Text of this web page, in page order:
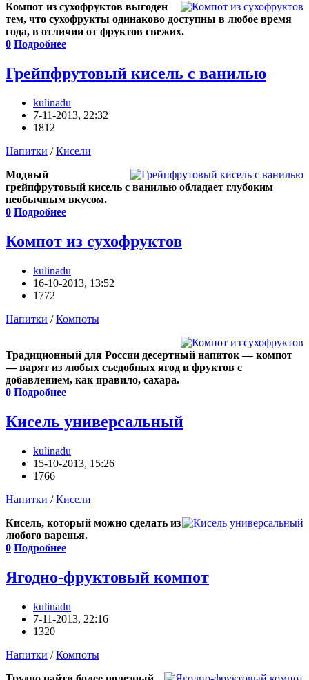
Компот из сухофруктов выгоден
тем, что сухофрукты одинаково доступны в любое время
года, в отличии от фруктов свежих.
0 Подробнее
Грейпфрутовый кисель с ванилью
kulinadu
7-11-2013, 22:32
1812
Напитки /Кисели
Модный
грейпфрутовый кисель с ванилью обладает глубоким
необычным вкусом.
0 Подробнее
Компот из сухофруктов
kulinadu
16-10-2013, 13:52
1772
Напитки /Компоты
Традиционный для России десертный напиток — компот
— варят из любых съедобных ягод и фруктов с
добавлением, как правило, сахара.
0 Подробнее
Кисель универсальный
kulinadu
15-10-2013, 15:26
1766
Напитки /Кисели
Кисель, который можно сделать из
любого варенья.
0 Подробнее
Ягодно-фруктовый компот
kulinadu
7-11-2013, 22:16
1320
Напитки /Компоты